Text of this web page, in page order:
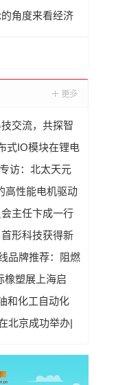
角度来看经济
交流，共探智
式IO模块在锂电
Modbus、
BACnet/IP等多
访：北太天元
学计算软件崛起
高性能电机驱动
快速、免代码
主任卞成一行
形科技获得新
人脸机器人首次
品牌推荐：阻燃
荐排名名单
橡塑展上海启
塑智能绿色橡
和化工自动化
示
北京成功举办|
变革》主题讲